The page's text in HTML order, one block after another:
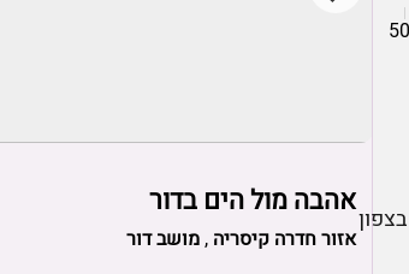
אהבה מול הים בדור
אזור חדרה קיסריה ,מושב דור